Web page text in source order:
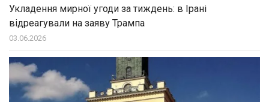
Укладення мирної угоди за тиждень: в Ірані
відреагували на заяву Трампа
03.06.2026